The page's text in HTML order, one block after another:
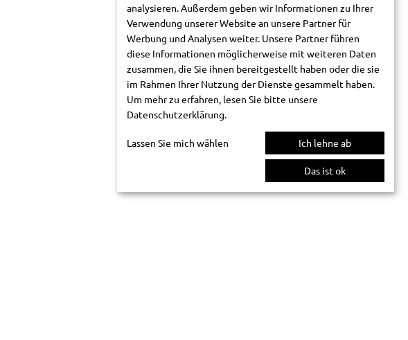
analysieren. Außerdem geben wir Informationen zu Ihrer
Verwendung unserer Website an unsere Partner für
Werbung und Analysen weiter. Unsere Partner führen
diese Informationen möglicherweise mit weiteren Daten
zusammen, die Sie ihnen bereitgestellt haben oder die sie
im Rahmen Ihrer Nutzung der Dienste gesammelt haben.
Um mehr zu erfahren, lesen Sie bitte unsere
Datenschutzerklärung.
Lassen Sie mich wählen Ich lehne ab
Das ist ok